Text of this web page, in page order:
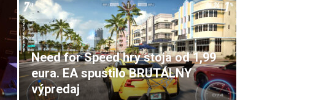
Need for Speed hry stoja od 1,99
eura. EA spustilo BRUTÁLNY
výpredaj